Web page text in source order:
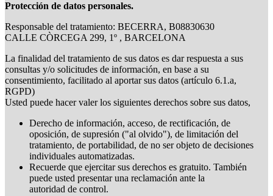
Protección de datos personales.
Responsable del tratamiento: BECERRA, B08830630
CALLE CÒRCEGA 299, 1º , BARCELONA
La finalidad del tratamiento de sus datos es dar respuesta a sus
consultas y/o solicitudes de información, en base a su
consentimiento, facilitado al aportar sus datos (artículo 6.1.a,
RGPD)
Usted puede hacer valer los siguientes derechos sobre sus datos,
Derecho de información, acceso, de rectificación, de
oposición, de supresión ("al olvido"), de limitación del
tratamiento, de portabilidad, de no ser objeto de decisiones
individuales automatizadas.
Recuerde que ejercitar sus derechos es gratuito. También
puede usted presentar una reclamación ante la
autoridad de control.